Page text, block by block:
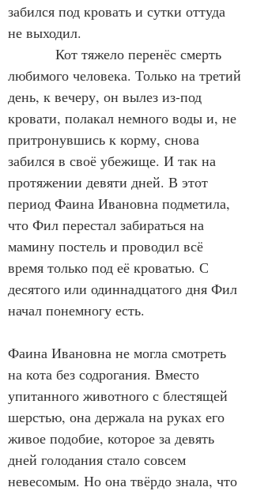
забился под кровать и сутки оттуда
не выходил.
любимого человека. Только на третий
день, к вечеру, он вылез из-под
кровати, полакал немного воды и, не
притронувшись к корму, снова
забился в своё убежище. И так на
протяжении девяти дней. В этот
период Фаина Ивановна подметила,
что Фил перестал забираться на
мамину постель и проводил всё
время только под её кроватью. С
десятого или одиннадцатого дня Фил
начал понемногу есть.
Фаина Ивановна не могла смотреть
на кота без содрогания. Вместо
упитанного животного с блестящей
шерстью, она держала на руках его
живое подобие, которое за девять
дней голодания стало совсем
невесомым. Но она твёрдо знала, что